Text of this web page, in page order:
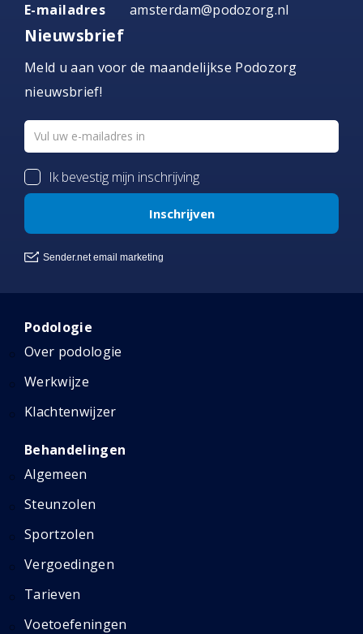
E-mailadres
amsterdam@podozorg.nl
Nieuwsbrief
Meld u aan voor de maandelijkse Podozorg
nieuwsbrief!
Podologie
Over podologie
Werkwijze
Klachtenwijzer
Behandelingen
Algemeen
Steunzolen
Sportzolen
Vergoedingen
Tarieven
Voetoefeningen